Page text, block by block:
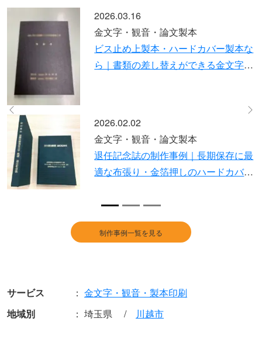
な
箔
最
ー
2025.10.14
金文字・観音・論文製本
PDFデータ支給で作る上製本（ハ
カバー）｜高級感ある黒表紙・金
2025.07.07
金文字・観音・論文製本
原稿持ち込みで作る上製本（黒表
金文字箔押し）｜短納期対応の2穴
Previous
サービス
金文字・観音・製本印刷